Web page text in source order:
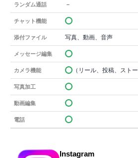
ランダム通話 －
チャット機能
添付ファイル 写真、動画、音声
メッセージ編集
カメラ機能 （リール、投稿、スト
写真加工
動画編集
電話
Instagram